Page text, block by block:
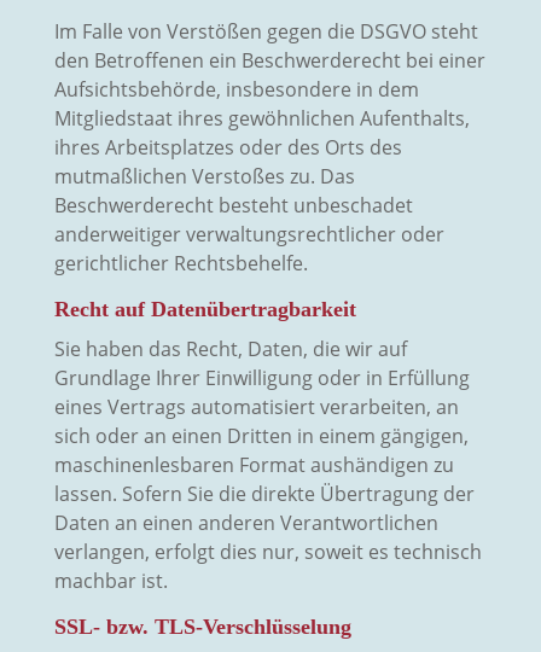
Im Falle von Verstößen gegen die DSGVO steht
den Betroffenen ein Beschwerderecht bei einer
Aufsichtsbehörde, insbesondere in dem
Mitgliedstaat ihres gewöhnlichen Aufenthalts,
ihres Arbeitsplatzes oder des Orts des
mutmaßlichen Verstoßes zu. Das
Beschwerderecht besteht unbeschadet
anderweitiger verwaltungsrechtlicher oder
gerichtlicher Rechtsbehelfe.
Recht auf Daten­übertrag­barkeit
Sie haben das Recht, Daten, die wir auf
Grundlage Ihrer Einwilligung oder in Erfüllung
eines Vertrags automatisiert verarbeiten, an
sich oder an einen Dritten in einem gängigen,
maschinenlesbaren Format aushändigen zu
lassen. Sofern Sie die direkte Übertragung der
Daten an einen anderen Verantwortlichen
verlangen, erfolgt dies nur, soweit es technisch
machbar ist.
SSL- bzw. TLS-Verschlüsselung